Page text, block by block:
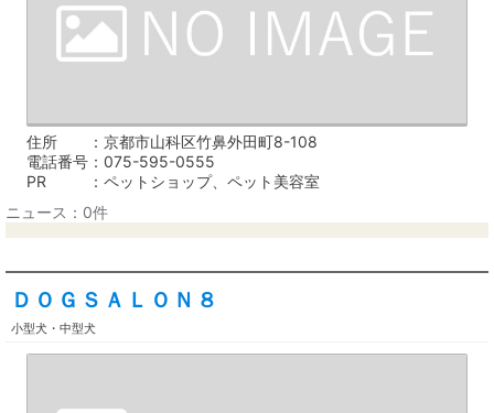
住所
京都市山科区竹鼻外田町8-108
電話番号
075-595-0555
PR
ペットショップ、ペット美容室
ニュース：0件
ＤＯＧＳＡＬＯＮ８
小型犬・中型犬